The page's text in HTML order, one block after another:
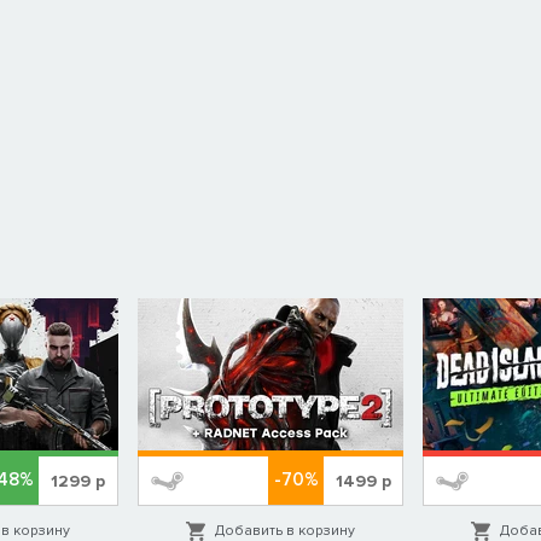
1299 р
корзину
-70% 1499р
Добавить в корзину